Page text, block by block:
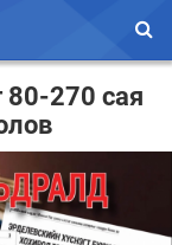
80-270 сая